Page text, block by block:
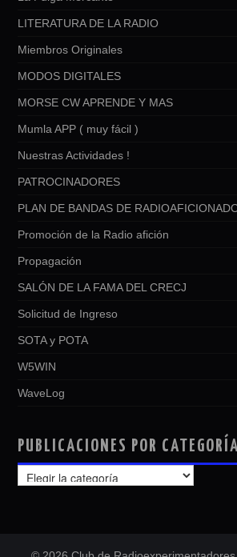
LITERATURA DE LA RADIO
Miembros Originales
MODOS DIGITALES
MORSE CW APRENDE Y MAS
Mumla APP ( muy fácil )
Nuestras Actividades !
PATROCINADORES
PLAN DE BANDAS DE
Promoción de la Radio afición
Propagación
SALÓN DE LA FAMA DEL CRECJ
Solicitud de Ingreso
SOTA y POTA
W5WIN
WaveLog
PUBLICACIONES POR CATEGORÍA
PUBLICACIONES
POR